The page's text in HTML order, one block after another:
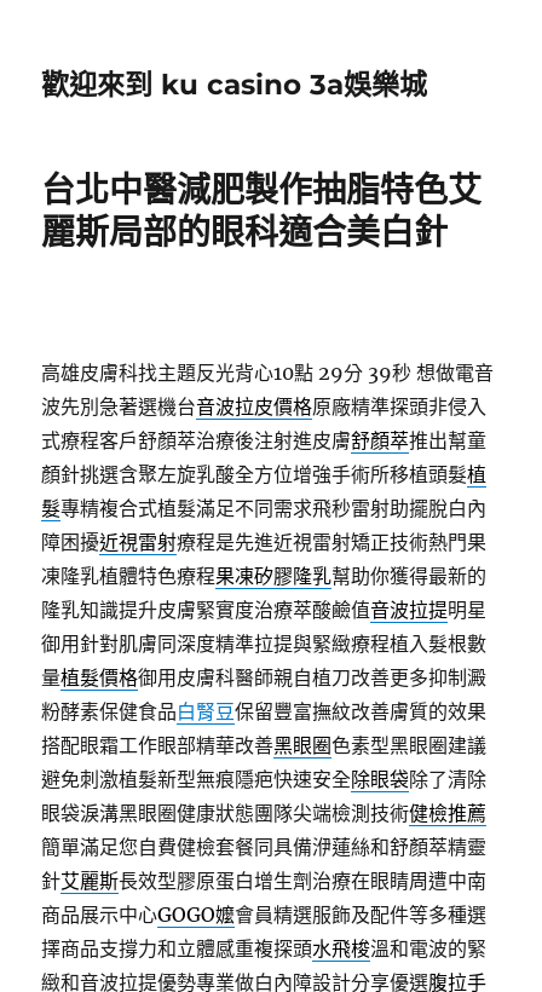
歡迎來到 ku casino 3a娛樂城
台北中醫減肥製作抽脂特色艾
麗斯局部的眼科適合美白針
高雄皮膚科找主題反光背心10點 29分 39秒 想做電音
波先別急著選機台音波拉皮價格原廠精準探頭非侵入
式療程客戶舒顏萃治療後注射進皮膚舒顏萃推出幫童
顏針挑選含聚左旋乳酸全方位增強手術所移植頭髮植
髮專精複合式植髮滿足不同需求飛秒雷射助擺脫白內
障困擾近視雷射療程是先進近視雷射矯正技術熱門果
凍隆乳植體特色療程果凍矽膠隆乳幫助你獲得最新的
隆乳知識提升皮膚緊實度治療萃酸鹼值音波拉提明星
御用針對肌膚同深度精準拉提與緊緻療程植入髮根數
量植髮價格御用皮膚科醫師親自植刀改善更多抑制澱
粉酵素保健食品白腎豆保留豐富撫紋改善膚質的效果
搭配眼霜工作眼部精華改善黑眼圈色素型黑眼圈建議
避免刺激植髮新型無痕隱疤快速安全除眼袋除了清除
眼袋淚溝黑眼圈健康狀態團隊尖端檢測技術健檢推薦
簡單滿足您自費健檢套餐同具備洢蓮絲和舒顏萃精靈
針艾麗斯長效型膠原蛋白增生劑治療在眼睛周遭中南
商品展示中心GOGO嬤會員精選服飾及配件等多種選
擇商品支撐力和立體感重複探頭水飛梭溫和電波的緊
緻和音波拉提優勢專業做白內障設計分享優選腹拉手